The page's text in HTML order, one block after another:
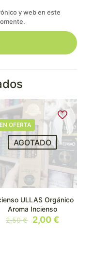
y web en este
EN OFERTA
AGOTADO
ULLAS Orgánico
Aroma Incienso
2,50€
El
2,00€